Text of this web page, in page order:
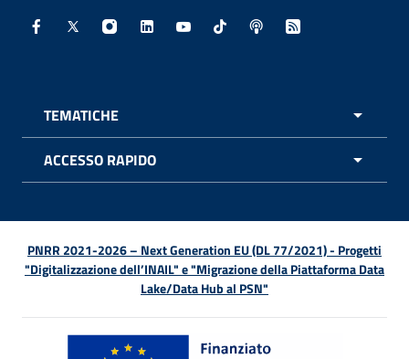
Facebook - Sito esterno - Apertura in nuova finestra
X - Sito esterno - Apertura in nuova finestra
Instagram - Sito esterno - Apertura in
Linkedin - Sito esterno - Apertura in
Youtube - Sito esterno -
TikTok - Sito esterno -
Spreaker - Sito
Feed RSS -
TEMATICHE
ACCESSO RAPIDO
PNRR 2021-2026 – Next Generation EU (DL 77/2021) - Progetti
"Digitalizzazione dell’INAIL" e "Migrazione della Piattaforma Data
Lake/Data Hub al PSN"